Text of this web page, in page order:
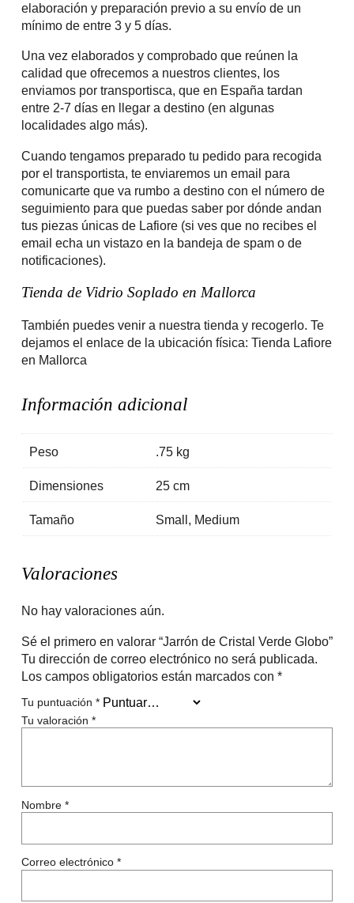
elaboración y preparación previo a su envío de un
mínimo de entre 3 y 5 días.
Una vez elaborados y comprobado que reúnen la
calidad que ofrecemos a nuestros clientes, los
enviamos por transportisca, que en España tardan
entre 2-7 días en llegar a destino (en algunas
localidades algo más).
Cuando tengamos preparado tu pedido para recogida
por el transportista, te enviaremos un email para
comunicarte que va rumbo a destino con el número de
seguimiento para que puedas saber por dónde andan
tus piezas únicas de Lafiore (si ves que no recibes el
email echa un vistazo en la bandeja de spam o de
notificaciones).
Tienda de Vidrio Soplado en Mallorca
También puedes venir a nuestra tienda y recogerlo. Te
dejamos el enlace de la ubicación física: Tienda Lafiore
en Mallorca
Información adicional
Peso .75 kg
Dimensiones 25 cm
Tamaño Small, Medium
Valoraciones
No hay valoraciones aún.
Sé el primero en valorar “Jarrón de Cristal Verde Globo”
Tu dirección de correo electrónico no será publicada.
Los campos obligatorios están marcados con *
Tu puntuación *
Tu valoración *
Nombre *
Correo electrónico *